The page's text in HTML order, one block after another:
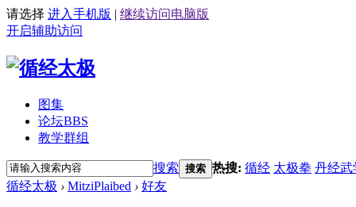
请选择 进入手机版 | 继续访问电脑版
开启辅助访问
图集
论坛BBS
教学群组
搜索 搜索 热搜: 循经 太极拳 丹经武
循经太极 › MitziPlaibed › 好友